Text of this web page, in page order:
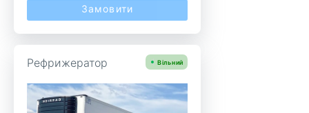
Замовити
Рефрижератор Вільний